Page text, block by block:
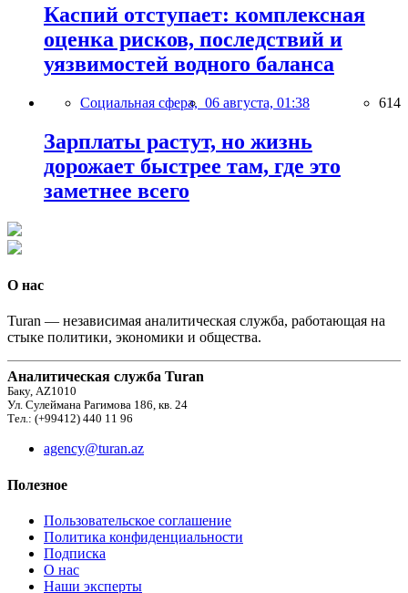
Каспий отступает: комплексная
оценка рисков, последствий и
уязвимостей водного баланса
Социальная сфера, 06 августа, 01:38 614
Зарплаты растут, но жизнь
дорожает быстрее там, где это
заметнее всего
О нас
Turan — независимая аналитическая служба, работающая на
стыке политики, экономики и общества.
Аналитическая служба Turan
Баку, AZ1010
Ул. Сулеймана Рагимова 186, кв. 24
Тел.: (+99412) 440 11 96
agency@turan.az
Полезное
Пользовательское соглашение
Политика конфиденциальности
Подписка
О нас
Наши эксперты